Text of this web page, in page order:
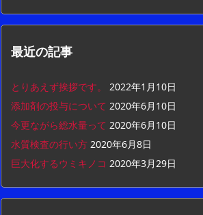
最近の記事
とりあえず挨拶です。
2022年1月10日
添加剤の投与について 2020年6月10日
今更ながら総水量って 2020年6月10日
水質検査の行い方 2020年6月8日
巨大化するウミキノコ 2020年3月29日